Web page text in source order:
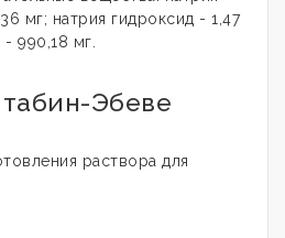
мг; натрия гидроксид - 1,47
990,18 мг.
Эбеве
раствора для